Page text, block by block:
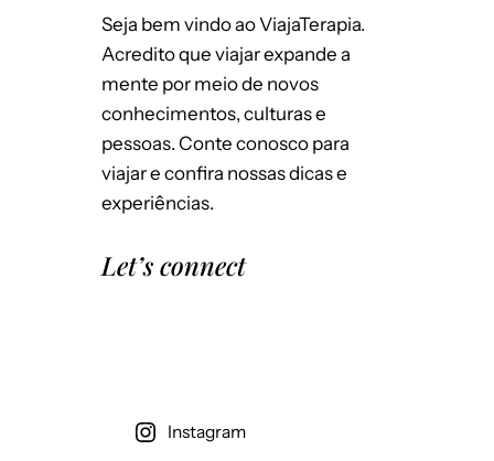
Por dia
Por semana
Emails para novos comentários
Salvar meus dados neste navegador
para a próxima vez que eu comentar.
Seja bem vindo ao ViajaTerapia.
Acredito que viajar expande a
mente por meio de novos
conhecimentos, culturas e
pessoas. Conte conosco para
viajar e confira nossas dicas e
experiências.
Let’s connect
Instagram